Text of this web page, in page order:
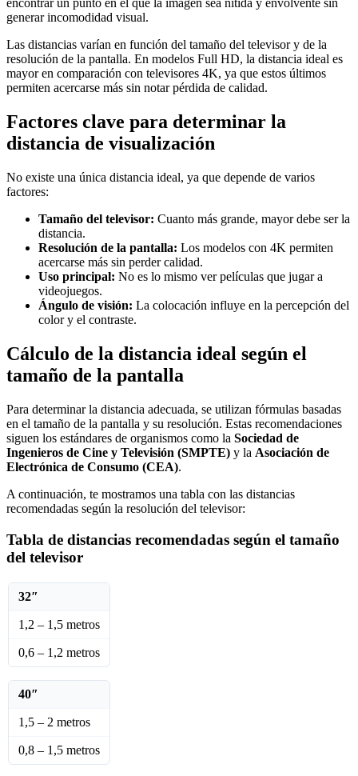
encontrar un punto en el que la imagen sea nítida y envolvente sin
generar incomodidad visual.
Las distancias varían en función del tamaño del televisor y de la
resolución de la pantalla. En modelos Full HD, la distancia ideal es
mayor en comparación con televisores 4K, ya que estos últimos
permiten acercarse más sin notar pérdida de calidad.
Factores clave para determinar la
distancia de visualización
No existe una única distancia ideal, ya que depende de varios
factores:
Tamaño del televisor: Cuanto más grande, mayor debe ser la
distancia.
Resolución de la pantalla: Los modelos con 4K permiten
acercarse más sin perder calidad.
Uso principal: No es lo mismo ver películas que jugar a
videojuegos.
Ángulo de visión: La colocación influye en la percepción del
color y el contraste.
Cálculo de la distancia ideal según el
tamaño de la pantalla
Para determinar la distancia adecuada, se utilizan fórmulas basadas
en el tamaño de la pantalla y su resolución. Estas recomendaciones
siguen los estándares de organismos como la Sociedad de
Ingenieros de Cine y Televisión (SMPTE) y la Asociación de
Electrónica de Consumo (CEA).
A continuación, te mostramos una tabla con las distancias
recomendadas según la resolución del televisor:
Tabla de distancias recomendadas según el tamaño
del televisor
32″
1,2 – 1,5 metros
0,6 – 1,2 metros
40″
1,5 – 2 metros
0,8 – 1,5 metros